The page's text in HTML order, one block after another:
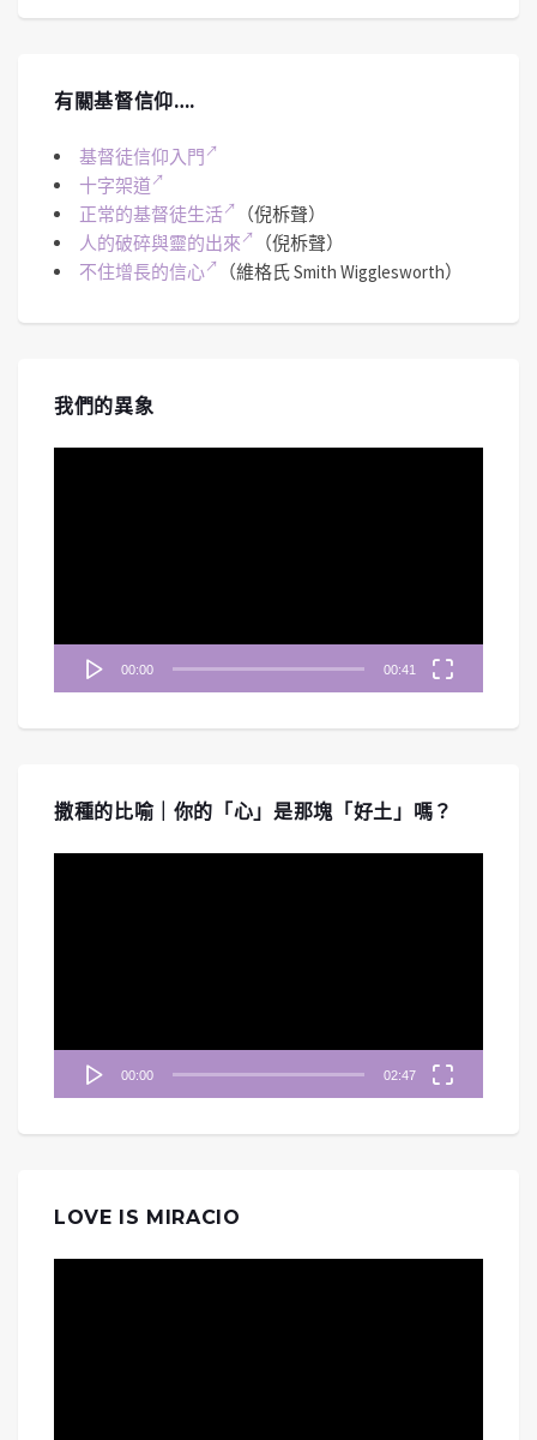
有關基督信仰….
基督徒信仰入門
十字架道
正常的基督徒生活
（倪柝聲）
人的破碎與靈的出來
（倪柝聲）
不住增長的信心
（維格氏 Smith Wigglesworth）
我們的異象
00:00 00:41
撒種的比喻｜你的「心」是那塊「好土」嗎？
00:00 02:47
LOVE IS MIRACIO